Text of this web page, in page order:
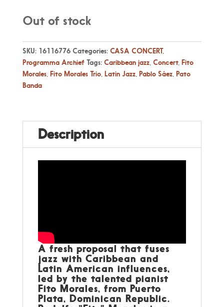
Out of stock
SKU: 16116776 Categories: CASA CONCERT,
Programma Archief Tags: Caribbean jazz, Concert, Fito
Morales, Fito Morales Trio, Latin Jazz, Pablo Sáez, Pato
Banda
Description
A fresh proposal that fuses
jazz with Caribbean and
Latin American influences,
led by the talented pianist
Fito Morales, from Puerto
Plata, Dominican Republic.